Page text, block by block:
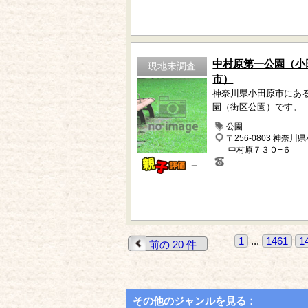
現地未調査
－
中村原第一公園（小
市）
神奈川県小田原市にあ
園（街区公園）です。
公園
〒256-0803 神奈川県
中村原７３０−６
－
前の 20 件 1 ... 1461
その他のジャンルを見る：